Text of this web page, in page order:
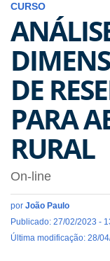
CURSO
DE
PARA
RURAL
On-line
por João Paulo
Publicado: 27/02/2023 -
Última modificação: 28/